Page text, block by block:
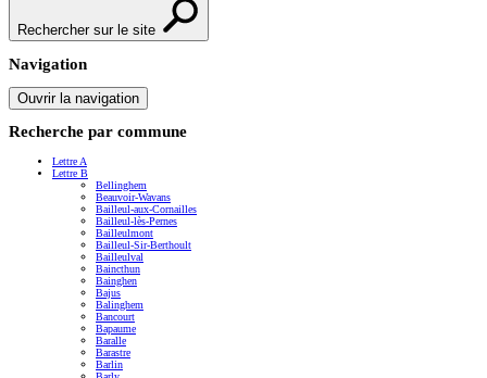
Rechercher sur le site
Navigation
Ouvrir la navigation
Recherche par commune
Lettre A
Lettre B
Bellinghem
Beauvoir-Wavans
Bailleul-aux-Cornailles
Bailleul-lès-Pernes
Bailleulmont
Bailleul-Sir-Berthoult
Bailleulval
Baincthun
Bainghen
Bajus
Balinghem
Bancourt
Bapaume
Baralle
Barastre
Barlin